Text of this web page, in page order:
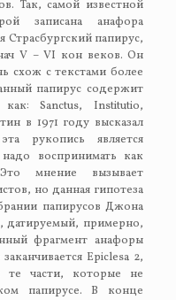
Так, самой известной
записана анафора
Страсбургский папирус,
V – VI кон веков. Он
схож с текстами более
папирус содержит
Sanctus, Institutio,
в 1971 году высказал
рукопись является
воспринимать как
мнение вызывает
но данная гипотеза
папирусов Джона
датируемый, примерно,
фрагмент анафоры
Epiclesa 2,
те части, которые не
папирусе. В конце